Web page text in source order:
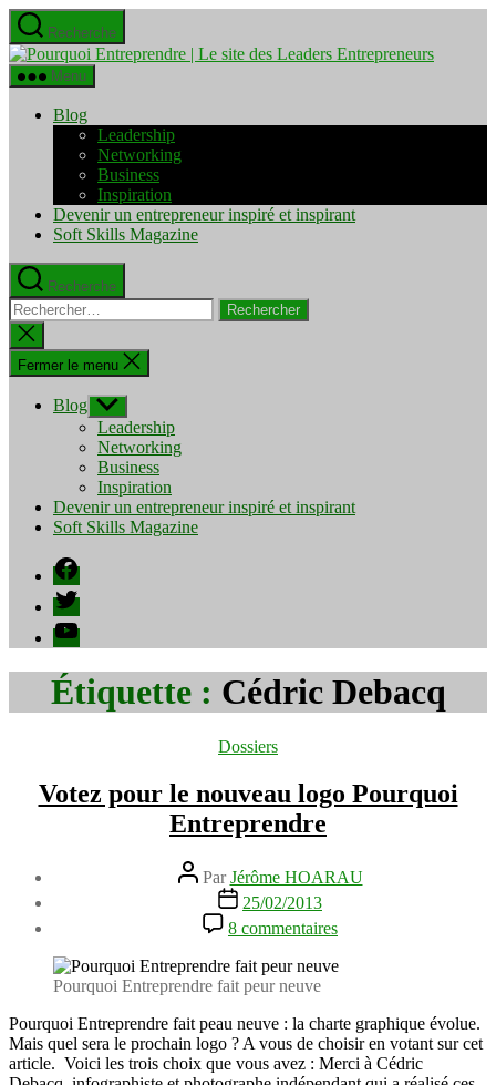
Aller
au
contenu
Recherche
Pourquoi
Menu
Blog
Leadership
Networking
Business
Inspiration
Devenir un entrepreneur inspiré et inspirant
Soft Skills Magazine
Recherche
Rechercher :
Fermer
la
recherche
Fermer le menu
Blog Afficher
le
sous-
menu
Leadership
Networking
Business
Inspiration
Devenir un entrepreneur inspiré et inspirant
Soft Skills Magazine
Facebook
Twitter
YouTube
Étiquette : Cédric Debacq
Catégories
Dossiers
Votez pour le nouveau logo Pourquoi
Entreprendre
Auteur
de
l’article
ParJérôme HOARAU
Date
de
l’article
25/02/2013
8 commentaires
Votez
pour
logo
Pourquoi
Entreprendre
Pourquoi Entreprendre fait peur neuve
Pourquoi Entreprendre fait peau neuve : la charte graphique évolue.
Mais quel sera le prochain logo ? A vous de choisir en votant sur cet
article. Voici les trois choix que vous avez : Merci à Cédric